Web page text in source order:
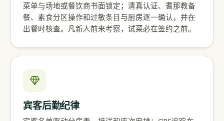
菜单与场地或餐饮商书面锁定；清真认证、耆那教备
餐、素食分区操作和过敏条目与厨房逐一确认，并在
出餐时核查。凡新人前来考察，试菜必在签约之前。
宾客后勤纪律